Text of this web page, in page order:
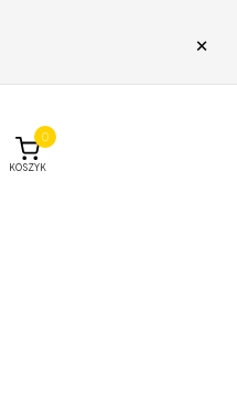
×
KOSZYK
0